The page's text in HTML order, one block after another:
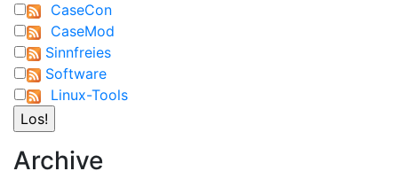
CaseCon
CaseMod
Sinnfreies
Software
Linux-Tools
Archive